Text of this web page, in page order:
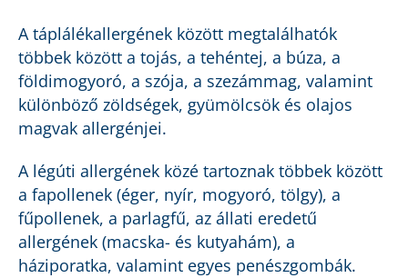
A táplálékallergének között megtalálhatók
többek között a tojás, a tehéntej, a búza, a
földimogyoró, a szója, a szezámmag, valamint
különböző zöldségek, gyümölcsök és olajos
magvak allergénjei.
A légúti allergének közé tartoznak többek között
a fapollenek (éger, nyír, mogyoró, tölgy), a
fűpollenek, a parlagfű, az állati eredetű
allergének (macska- és kutyahám), a
háziporatka, valamint egyes penészgombák.